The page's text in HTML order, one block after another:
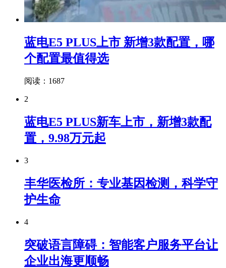
蓝电E5 PLUS上市 新增3款配置，哪
个配置最值得选
阅读：1687
2
蓝电E5 PLUS新车上市，新增3款配
置，9.98万元起
3
丰华医检所：专业基因检测，科学守
护生命
4
突破语言障碍：智能客户服务平台让
企业出海更顺畅